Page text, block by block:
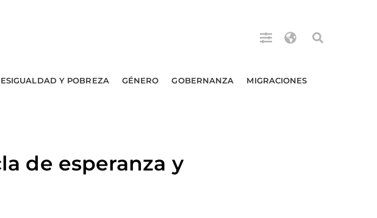
Y POBREZA GÉNERO GOBERNANZA MIGRACIONES
de esperanza y